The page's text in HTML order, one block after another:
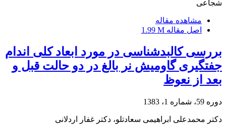
شجاعی
مشاهده مقاله
اصل مقاله 1.99 M
بررسی کالبدشناسی در مورد ابعاد کلی اندام
جفتگیری گاومیش نر بالغ در دو حالت قبل و
بعد از نعوظ
دوره 59، شماره 1، 1383
دکتر محمدعلی ابراهیمی سعادتلو، دکتر غفار اردلانی